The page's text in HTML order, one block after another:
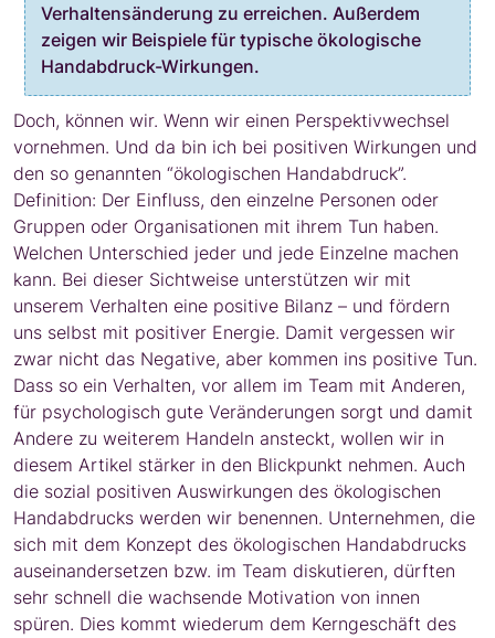
Verhaltensänderung zu erreichen. Außerdem
zeigen wir Beispiele für typische ökologische
Handabdruck-Wirkungen.
Doch, können wir. Wenn wir einen Perspektivwechsel
vornehmen. Und da bin ich bei positiven Wirkungen und
den so genannten “ökologischen Handabdruck”.
Definition: Der Einfluss, den einzelne Personen oder
Gruppen oder Organisationen mit ihrem Tun haben.
Welchen Unterschied jeder und jede Einzelne machen
kann. Bei dieser Sichtweise unterstützen wir mit
unserem Verhalten eine positive Bilanz – und fördern
uns selbst mit positiver Energie. Damit vergessen wir
zwar nicht das Negative, aber kommen ins positive Tun.
Dass so ein Verhalten, vor allem im Team mit Anderen,
für psychologisch gute Veränderungen sorgt und damit
Andere zu weiterem Handeln ansteckt, wollen wir in
diesem Artikel stärker in den Blickpunkt nehmen. Auch
die sozial positiven Auswirkungen des ökologischen
Handabdrucks werden wir benennen. Unternehmen, die
sich mit dem Konzept des ökologischen Handabdrucks
auseinandersetzen bzw. im Team diskutieren, dürften
sehr schnell die wachsende Motivation von innen
spüren. Dies kommt wiederum dem Kerngeschäft des